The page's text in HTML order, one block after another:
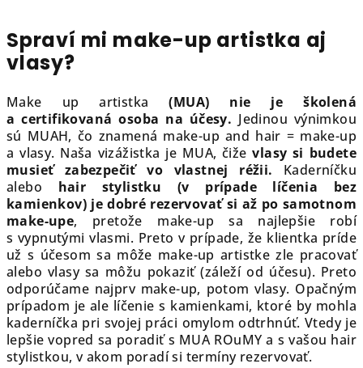
Spraví mi make-up artistka aj
vlasy?
Make up artistka(MUA) nie je školená
a certifikovaná osoba na účesy. Jedinou výnimkou
sú MUAH, čo znamená make-up and hair = make-up
a vlasy. Naša vizážistka je MUA, čiževlasy si budete
musieť zabezpečiť vo vlastnej réžii. Kaderníčku
alebo hair stylistku (v prípade líčenia bez
kamienkov) je dobré rezervovať si až po samotnom
make-upe, pretože make-up sa najlepšie robí
s vypnutými vlasmi. Preto v prípade, že klientka príde
už s účesom sa môže make-up artistke zle pracovať
alebo vlasy sa môžu pokaziť (záleží od účesu). Preto
odporúčame najprv make-up, potom vlasy. Opačným
prípadom je ale líčenie s kamienkami, ktoré by mohla
kaderníčka pri svojej práci omylom odtrhnúť. Vtedy je
lepšie vopred sa poradiť s MUA ROuMY a s vašou hair
stylistkou, v akom poradí si termíny rezervovať.